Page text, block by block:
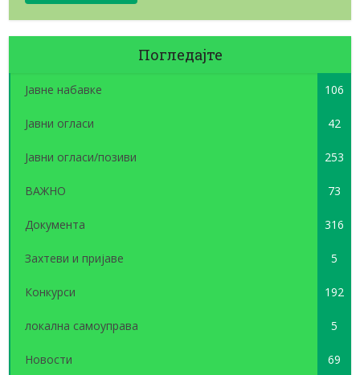
Погледајте
Јавне набавке 106
Јавни огласи 42
Јавни огласи/позиви 253
ВАЖНО 73
Документа 316
Захтеви и пријаве 5
Конкурси 192
локална самоуправа 5
Новости 69